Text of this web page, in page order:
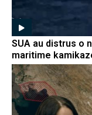
SUA au distrus o
maritime